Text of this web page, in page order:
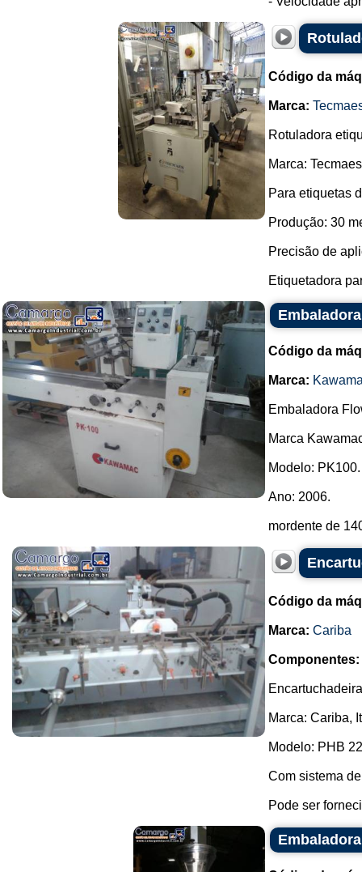
Código da
Marca:
Rotuladora
Marca:
Para etiquetas
Produção: 30
Precisão de
Etiquetadora
Código da
Marca:
Embaladora
Marca
Modelo: PK100.
Ano: 2006.
mordente de
Código da
Marca: Cariba
Componentes:
Marca: Cariba,
Modelo: PHB
Com sistema
Pode ser